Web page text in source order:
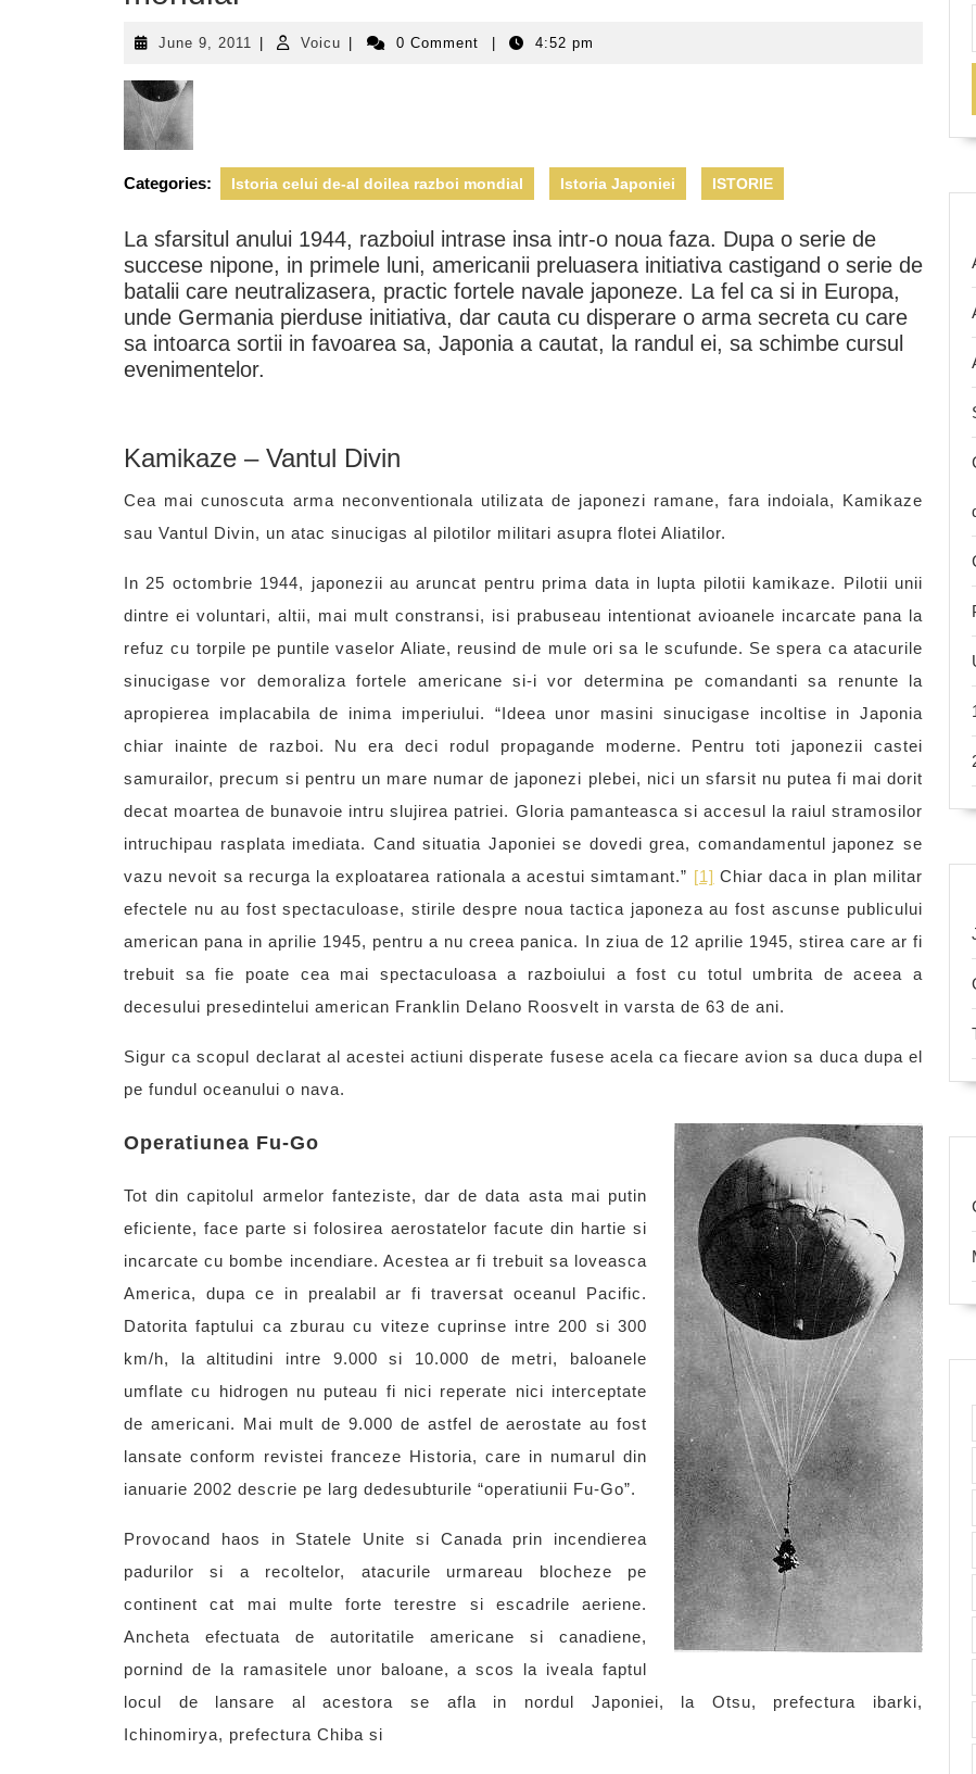
June 9, 2011 June
Voicu Voicu 0 Comment 4:52 pm
Categories: Istoria celui de-al doilea razboi mondial Istoria Japoniei ISTORIE
La sfarsitul anului 1944, razboiul intrase insa intr-o noua faza. Dupa o serie de
succese nipone, in primele luni, americanii preluasera initiativa castigand o serie de
batalii care neutralizasera, practic fortele navale japoneze. La fel ca si in Europa,
unde Germania pierduse initiativa, dar cauta cu disperare o arma secreta cu care
sa intoarca sortii in favoarea sa, Japonia a cautat, la randul ei, sa schimbe cursul
evenimentelor.
Kamikaze – Vantul Divin
Cea mai cunoscuta arma neconventionala utilizata de japonezi ramane, fara indoiala, Kamikaze
sau Vantul Divin, un atac sinucigas al pilotilor militari asupra flotei Aliatilor.
In 25 octombrie 1944, japonezii au aruncat pentru prima data in lupta pilotii kamikaze. Pilotii unii
dintre ei voluntari, altii, mai mult constransi, isi prabuseau intentionat avioanele incarcate pana la
refuz cu torpile pe puntile vaselor Aliate, reusind de mule ori sa le scufunde. Se spera ca atacurile
sinucigase vor demoraliza fortele americane si-i vor determina pe comandanti sa renunte la
apropierea implacabila de inima imperiului. “Ideea unor masini sinucigase incoltise in Japonia
chiar inainte de razboi. Nu era deci rodul propagande moderne. Pentru toti japonezii castei
samurailor, precum si pentru un mare numar de japonezi plebei, nici un sfarsit nu putea fi mai dorit
decat moartea de bunavoie intru slujirea patriei. Gloria pamanteasca si accesul la raiul stramosilor
intruchipau rasplata imediata. Cand situatia Japoniei se dovedi grea, comandamentul japonez se
vazu nevoit sa recurga la exploatarea rationala a acestui simtamant.” [1] Chiar daca in plan militar
efectele nu au fost spectaculoase, stirile despre noua tactica japoneza au fost ascunse publicului
american pana in aprilie 1945, pentru a nu creea panica. In ziua de 12 aprilie 1945, stirea care ar fi
trebuit sa fie poate cea mai spectaculoasa a razboiului a fost cu totul umbrita de aceea a
decesului presedintelui american Franklin Delano Roosvelt in varsta de 63 de ani.
Sigur ca scopul declarat al acestei actiuni disperate fusese acela ca fiecare avion sa duca dupa el
pe fundul oceanului o nava.
Operatiunea Fu-Go
Tot din capitolul armelor fanteziste, dar de data asta mai putin
eficiente, face parte si folosirea aerostatelor facute din hartie si
incarcate cu bombe incendiare. Acestea ar fi trebuit sa loveasca
America, dupa ce in prealabil ar fi traversat oceanul Pacific.
Datorita faptului ca zburau cu viteze cuprinse intre 200 si 300
km/h, la altitudini intre 9.000 si 10.000 de metri, baloanele
umflate cu hidrogen nu puteau fi nici reperate nici interceptate
de americani. Mai mult de 9.000 de astfel de aerostate au fost
lansate conform revistei franceze Historia, care in numarul din
ianuarie 2002 descrie pe larg dedesubturile “operatiunii Fu-Go”.
Provocand haos in Statele Unite si Canada prin incendierea
padurilor si a recoltelor, atacurile urmareau blocheze pe
continent cat mai multe forte terestre si escadrile aeriene.
Ancheta efectuata de autoritatile americane si canadiene,
pornind de la ramasitele unor baloane, a scos la iveala faptul
locul de lansare al acestora se afla in nordul Japoniei, la Otsu, prefectura ibarki,
Ichinomirya, prefectura Chiba si